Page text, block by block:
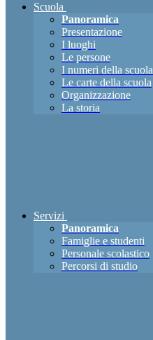
Scuola
Panoramica
Presentazione
I luoghi
Le persone
I numeri della scuola
Le carte della scuola
Organizzazione
La storia
Servizi
Panoramica
Famiglie e studenti
Personale scolastico
Percorsi di studio